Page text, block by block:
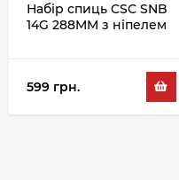
Набір спиць CSC SNB
14G 288MM з ніпелем
599 грн.